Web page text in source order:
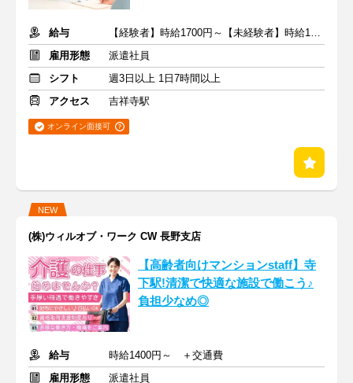
給与
【経験者】時給1700円～【未経験者】時給1500円～ ＋交通費
雇用形態
派遣社員
シフト
週3日以上 1日7時間以上
アクセス
吉祥寺駅
オンライン面接可
NEW
(株)ウィルオブ・ワーク CW 長野支店
【高齢者向けマンションstaff】寺
下駅!清潔で快適な施設で働こう♪
負担少なめ◎
給与
時給1400円～ ＋交通費
雇用形態
派遣社員